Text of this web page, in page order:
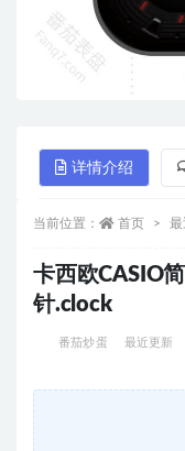
详情介绍
当前位置： 首页 最
卡西欧CASIO
针.clock
番茄炒蛋 最近更新